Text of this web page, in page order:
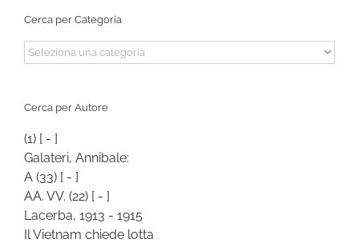
Cerca per Categoria
Cerca
per
Cerca per Autore
(1) [ - ]
Galateri, Annibale:
A (33) [ - ]
AA. VV. (22) [ - ]
Lacerba, 1913 - 1915
Il Vietnam chiede lotta